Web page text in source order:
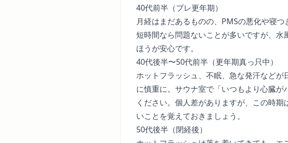
40代前半（プレ更年期）
月経はまだあるものの、PMSの悪化や寝
短時間なら問題ないことが多いですが、
ほうが安心です。
40代後半〜50代前半（更年期真っ只中）
ホットフラッシュ、不眠、急な発汗などが
に慎重に。サウナ室で「いつもより心臓
ください。個人差がありますが、この時
いことを覚えておきましょう。
50代後半（閉経後）